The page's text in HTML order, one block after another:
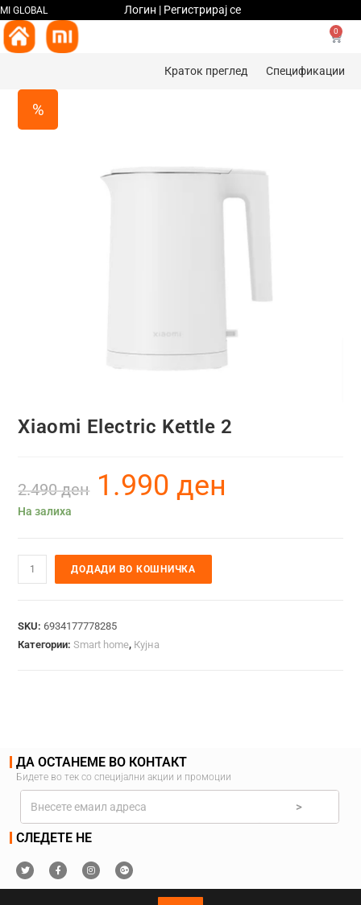
MI GLOBAL Логин | Регистрирај се
0
Краток преглед Спецификации
%
Xiaomi Electric Kettle 2
2.490ден 1.990ден
На залиха
ДОДАДИ ВО КОШНИЧКА
SKU:6934177778285
Категории:Smart home, Кујна
ДА ОСТАНЕМЕ ВО КОНТАКТ
Бидете во тек со специјални акции и промоции
>
СЛЕДЕТЕ НЕ